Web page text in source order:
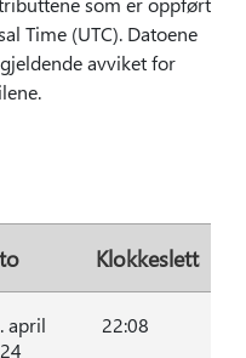
Time (UTC). Datoene
avviket for
Klokkeslett
april
22:08